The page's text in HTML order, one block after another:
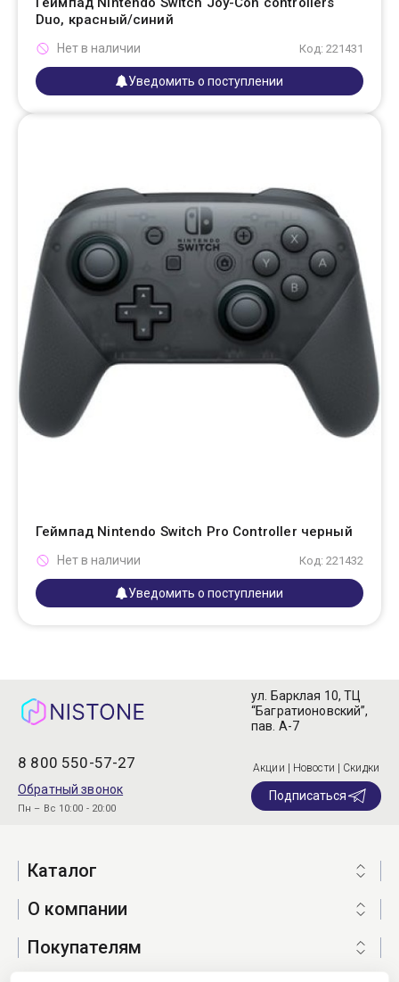
Duo, красный/синий
Код: 221431
Нет в наличии
Уведомить о поступлении
Геймпад Nintendo Switch Pro Controller черный
Код: 221432
Нет в наличии
Уведомить о поступлении
8 800 550-57-27
Обратный звонок
Пн – Вс 10:00 - 20:00
ул. Барклая 10, ТЦ
“Багратионовский”,
пав. А-7
Акции | Новости | Скидки
Подписаться
Каталог
О компании
Покупателям